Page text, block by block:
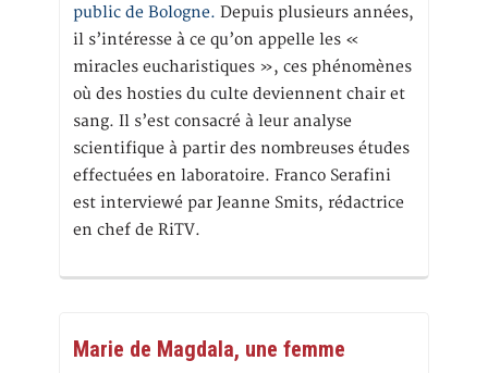
public de Bologne. Depuis plusieurs années,
il s’intéresse à ce qu’on appelle les «
miracles eucharistiques », ces phénomènes
où des hosties du culte deviennent chair et
sang. Il s’est consacré à leur analyse
scientifique à partir des nombreuses études
effectuées en laboratoire. Franco Serafini
est interviewé par Jeanne Smits, rédactrice
en chef de RiTV.
Marie de Magdala, une femme